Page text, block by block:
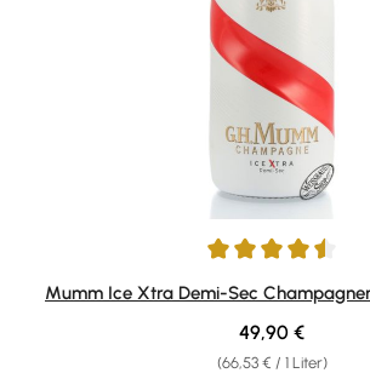
Durchschnittliche Bewertung von 4.5
Mumm Ice Xtra Demi-Sec
(66,53 € / 1 Liter)
Regulärer Preis:
49,90 €